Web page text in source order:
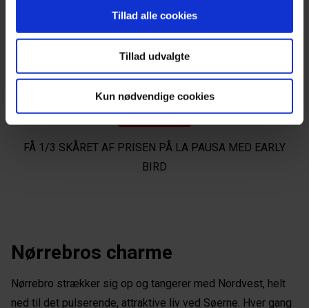
Tillad alle cookies
Tillad udvalgte
Kun nødvendige cookies
Med det ene ben placeret i det franske og sydeuropæiske
køkken og det andet ben i det nordiske, fusionerer
køkkenet mellem et ‘levende’ og nuanceret menukort af høj
kvalitet.
SE MERE HER
FÅ 1/3 SKÅRET AF PRISEN PÅ LA PAUSA MED EARLY
BIRD
Nørrebros charme
Nørrebro strækker sig op og tangerer med Nordvest, helt
ned til det pulserende, attraktive liv ved Søerne. Hver gang